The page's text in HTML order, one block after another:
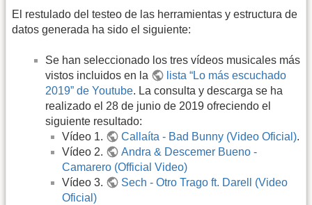
El restulado del testeo de las herramientas y estructura de
datos generada ha sido el siguiente:
Se han seleccionado los tres vídeos musicales más
vistos incluidos en la
lista “Lo más escuchado
2019” de Youtube. La consulta y descarga se ha
realizado el 28 de junio de 2019 ofreciendo el
siguiente resultado:
Vídeo 1.
Callaíta - Bad Bunny (Video Oficial).
Vídeo 2.
Andra & Descemer Bueno -
Camarero (Official Video)
Vídeo 3.
Sech - Otro Trago ft. Darell (Video
Oficial)